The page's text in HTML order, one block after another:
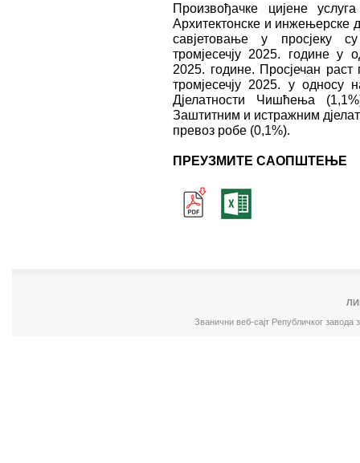
Произвођачке цијене
Архитектонске и инжењерске
савјетовање у просјеку
тромјесечју 2025. године у
2025. године. Просјечан раст
тромјесечју 2025. у односу
Дјелатности Чишћења
Заштитним и истражним
превоз робе (0,1%).
ПРЕУЗМИТЕ САОПШТЕЊЕ
Званични веб-сајт Републичког